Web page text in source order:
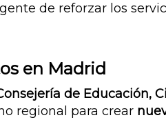
de reforzar los
en Madrid
de Educación,
regional para crear